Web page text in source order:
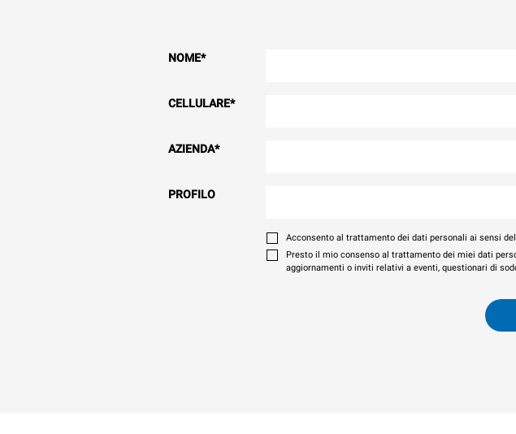
NOME*
CELLULARE*
AZIENDA*
PROFILO
Acconsento al trattamento dei dati personali ai sensi del
Presto il mio consenso al trattamento dei miei dati
aggiornamenti o inviti relativi a eventi, questionari di